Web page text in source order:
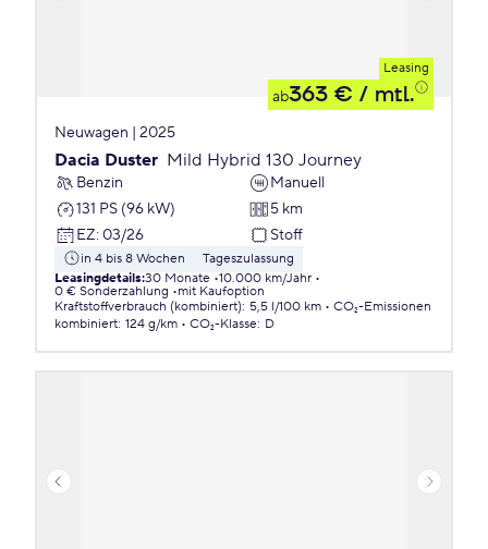
Leasing
ab363 € / mtl.
Neuwagen | 2025
Dacia Duster Mild Hybrid 130 Journey
Benzin
Manuell
131 PS (96 kW)
5 km
EZ: 03/26 Stoff
in 4 bis 8 Wochen
Tageszulassung
Leasingdetails:30 Monate 10.000 km/Jahr
0 € Sonderzahlung
mit Kaufoption
Kraftstoffverbrauch (kombiniert): 5,5 l/100 km
CO₂-Emissionen
kombiniert: 124 g/km CO₂-Klasse: D